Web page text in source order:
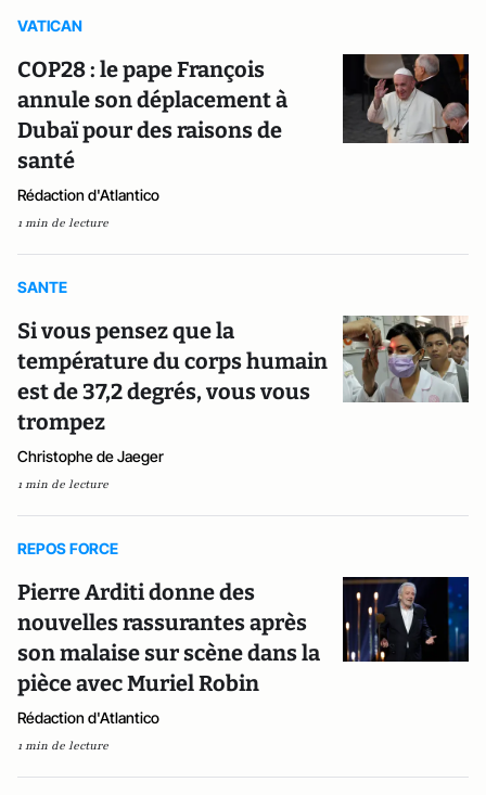
VATICAN
COP28 : le pape François
annule son déplacement à
Dubaï pour des raisons de
santé
Rédaction d'Atlantico
1 min de lecture
SANTE
Si vous pensez que la
température du corps humain
est de 37,2 degrés, vous vous
trompez
Christophe de Jaeger
1 min de lecture
REPOS FORCE
Pierre Arditi donne des
nouvelles rassurantes après
son malaise sur scène dans la
pièce avec Muriel Robin
Rédaction d'Atlantico
1 min de lecture